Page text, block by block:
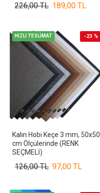
189,00 TL
226,00 TL
HIZLI TESLİMAT -23 %
Kalın Hobi Keçe 3 mm, 50x50
cm Ölçülerinde (RENK
SEÇMELİ)
97,00 TL
126,00 TL